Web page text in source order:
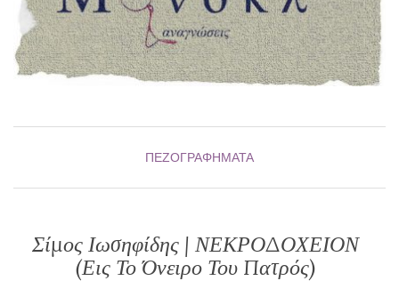
ΠΕΖΟΓΡΑΦΉΜΑΤΑ
Σίμος Ιωσηφίδης | ΝΕΚΡΟΔΟΧΕΙΟΝ
(Εις Το Όνειρο Του Πατρός)